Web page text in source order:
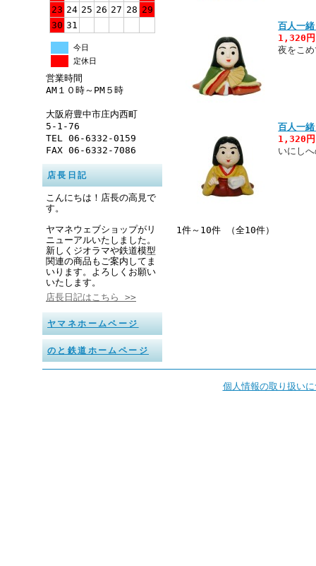
23 24 25 26 27 28 29
30 31
今日
定休日
営業時間
AM１０時～PM５時
大阪府豊中市庄内西町
5-1-76
TEL 06-6332-0159
FAX 06-6332-7086
店長日記
こんにちは！店長の高見で
す。
ヤマネウェブショップがリ
ニューアルいたしました。
新しくジオラマや鉄道模型
関連の商品もご案内してま
いります。よろしくお願い
いたします。
店長日記はこちら >>
ヤマネホームページ
のと鉄道ホームページ
百人一
1,320
夜をこ
百人一
1,320
いにし
1件～10件 （全10件）
個人情報の取り扱い